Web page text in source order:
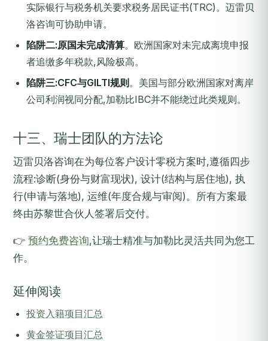
实际银行与税务机关要求税务居民证书(TRC)。迈雷贝
洛咨询可协助申请。
陷阱二:原国未完成清算。欧洲国家对未完成离境申报
者追缴多年税款,风险极高。
陷阱三:CFC与GILTI规则 。美国与部分欧洲国家对离岸
公司利润视同分配,加勒比IBC并不能绕过此类规则。
十三、瑞士团队的方法论
迈雷贝洛咨询在为每位客户设计零税方案时,遵循四步
流程:诊断(身份与财富现状), 设计(结构与居住地), 执
行(申请与落地), 运维(年度合规与审阅)。所有方案最
终由苏黎世合伙人签署后交付。
👉 预约免费咨询,让瑞士精准与加勒比灵活共同为您工
作。
延伸阅读
投资入籍项目汇总
黄金签证项目汇总